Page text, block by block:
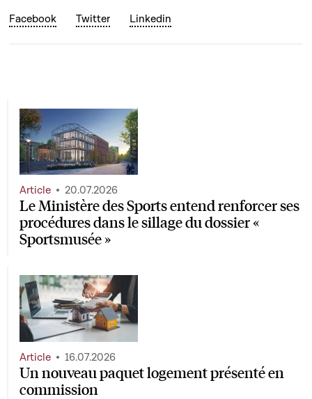
Facebook Twitter Linkedin
Le Ministère des Sports entend renforcer ses
procédures dans le sillage du dossier «
Sportsmusée »
Article 20.07.2026
Un nouveau paquet logement présenté en
commission
Article 16.07.2026